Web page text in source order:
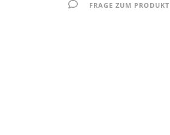
FRAGE ZUM PRODUKT